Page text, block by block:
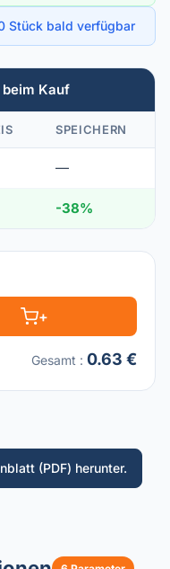
Stück bald verfügbar
beim Kauf
SPEICHERN
—
-38%
+
Gesamt : 0.63 €
(PDF) herunter.